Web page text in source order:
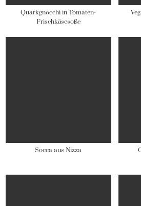
Quarkgnocchi in Tomaten-
Frischkäsesoße
Socca aus Nizza